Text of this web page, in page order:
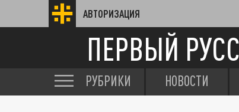
АВТОРИЗАЦИЯ
ПЕРВЫЙ
РУБРИКИ НОВОСТИ